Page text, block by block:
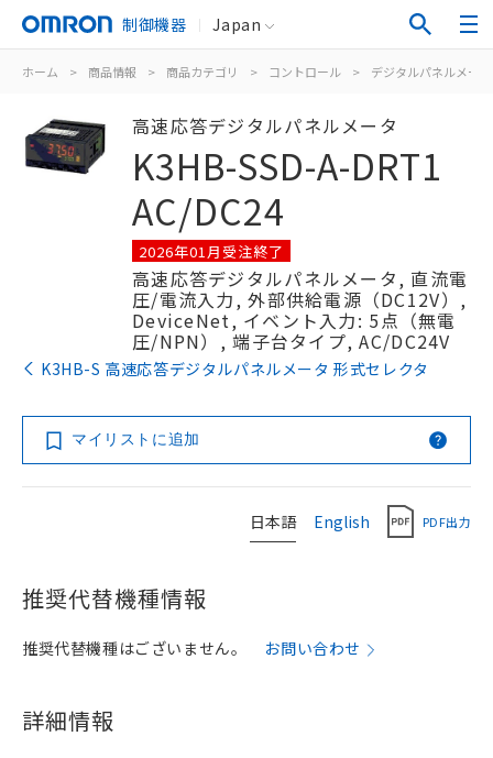
制御機器 Japan
ホーム > 商品情報 > 商品カテゴリ > コントロール > デジタルパネルメータ
高速応答デジタルパネルメータ
K3HB-SSD-A-DRT1
AC/DC24
2026年01月受注終了
高速応答デジタルパネルメータ, 直流電
圧/電流入力, 外部供給電源（DC12V）,
DeviceNet, イベント入力: 5点（無電
圧/NPN）, 端子台タイプ, AC/DC24V
K3HB-S 高速応答デジタルパネルメータ 形式セレクタ
マイリストに追加
日本語 English PDF出力
推奨代替機種情報
推奨代替機種はございません。 お問い合わせ
詳細情報